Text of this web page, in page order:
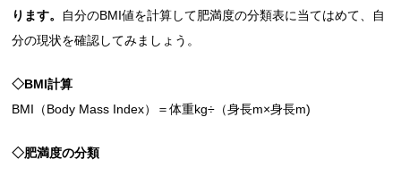
ります。 自分のBMI値を計算して肥満度の分類表に当てはめて、自
分の現状を確認してみましょう。
◇BMI計算
BMI（Body Mass Index）＝体重kg÷（身長m×身長m)
◇肥満度の分類